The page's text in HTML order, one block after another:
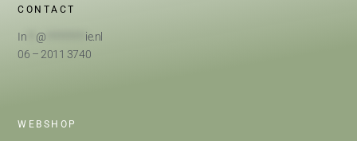
CONTACT
In @
ie.nl
06 – 2011 3740
WEBSHOP